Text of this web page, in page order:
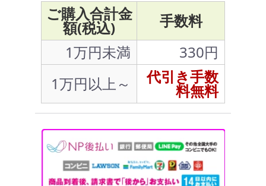
ご購入合計金
額(税込)
手数料
1万円未満
330円
1万円以上～
代引き手数
料無料